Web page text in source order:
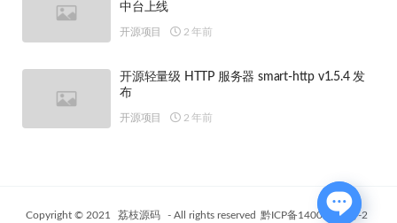
中台上线
开源项目 2 年前
开源轻量级 HTTP 服务器 smart-http v1.5.4 发
布
开源项目 2 年前
Copyright © 2021 荔枝源码 - All rights reserved 黔ICP备14006802号-2